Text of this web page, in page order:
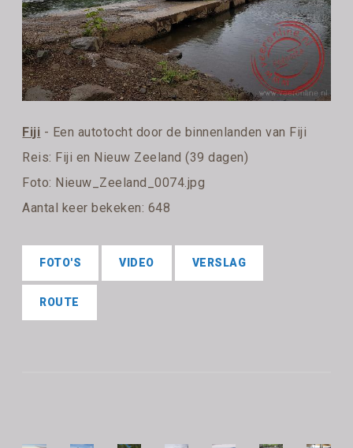
Fiji - Een autotocht door de binnenlanden van Fiji
Reis: Fiji en Nieuw Zeeland (39 dagen)
Foto: Nieuw_Zeeland_0074.jpg
Aantal keer bekeken: 648
FOTO'S VIDEO VERSLAG
ROUTE